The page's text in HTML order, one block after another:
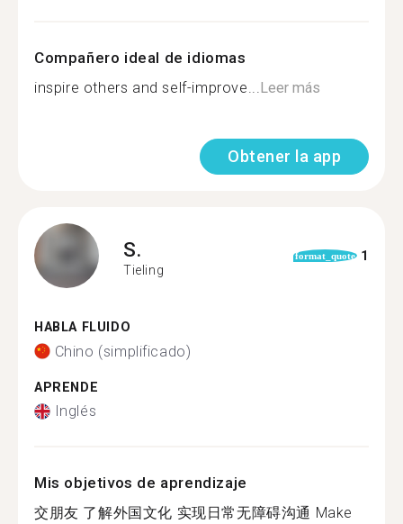
Compañero ideal de idiomas
inspire others and self-improve...Leer más
Obtener la app
S.
Tieling
format_quote 1
HABLA FLUIDO
Chino (simplificado)
APRENDE
Inglés
Mis objetivos de aprendizaje
交朋友 了解外国文化 实现日常无障碍沟通 Make